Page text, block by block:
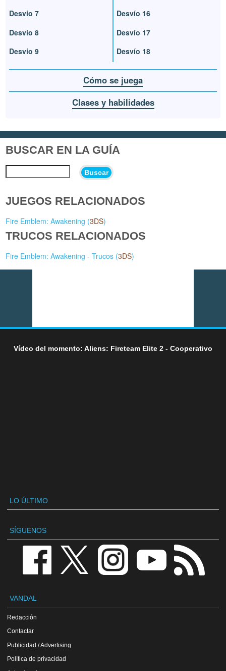
Desvío 7
Desvío 8
Desvío 9
Desvío 16
Desvío 17
Desvío 18
Cómo se juega
Clases y habilidades
BUSCAR EN LA GUÍA
Buscar
JUEGOS RELACIONADOS
Fire Emblem: Awakening (3DS)
TRUCOS RELACIONADOS
Fire Emblem: Awakening - Trucos (3DS)
Vídeo del momento: Aliens: Fireteam Elite 2 - Cooperativo
LO ÚLTIMO
SÍGUENOS
VANDAL
Redacción
Contactar
Publicidad / Advertising
Política de privacidad